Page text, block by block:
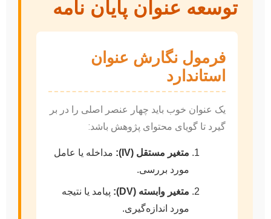
توسعه عنوان پایان نامه
فرمول نگارش عنوان
استاندارد
یک عنوان خوب باید چهار عنصر اصلی را در بر
گیرد تا گویای محتوای پژوهش باشد:
متغیر مستقل (IV):
مداخله یا عامل
مورد بررسی.
متغیر وابسته (DV):
پیامد یا نتیجه
مورد اندازه‌گیری.